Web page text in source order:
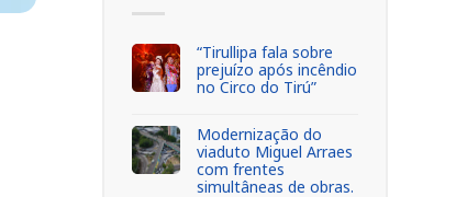
“Tirullipa fala sobre
prejuízo após incêndio
no Circo do Tirú”
Modernização do
viaduto Miguel Arraes
com frentes
simultâneas de obras.